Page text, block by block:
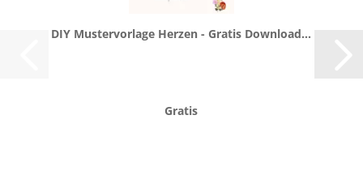
DIY Mus­ter­vor­la­ge Her­zen - Gra­tis Down­load...
Gratis